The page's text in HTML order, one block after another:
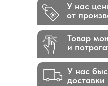
У нас
доставки
Товар
и
У нас
от